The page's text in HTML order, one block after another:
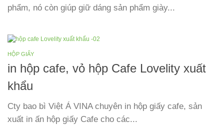
phẩm, nó còn giúp giữ dáng sản phẩm giày...
HỘP GIẤY
in hộp cafe, vỏ hộp Cafe Lovelity xuất
khẩu
Cty bao bì Việt Á VINA chuyên in hộp giấy cafe, sản
xuất in ấn hộp giấy Cafe cho các...